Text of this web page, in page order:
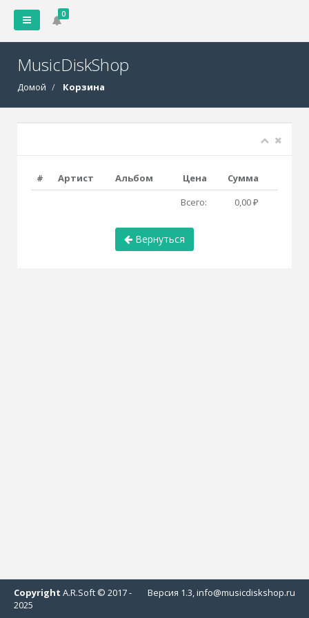
0
MusicDiskShop
Домой Корзина
# Артист Альбом Цена
Сумма
Всего:
0,00 ₽
Вернуться
Версия 1.3, info@musicdiskshop.ru
Copyright A.R.Soft © 2017 -
2025